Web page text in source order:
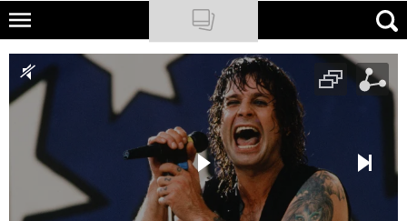
Skip
main
content
NATIONAL GEOGRAPHIC
TRAVELER
PODCASTY